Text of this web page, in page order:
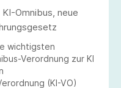
Omnibus, neue
wichtigsten
Verordnung zur KI
(KI-VO)